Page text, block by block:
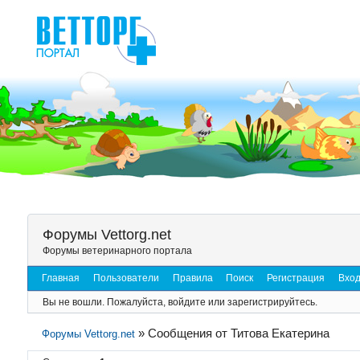
Форумы Vettorg.net
Форумы ветеринарного портала
Главная Пользователи Правила Поиск Регистрация Вход
Вы не вошли. Пожалуйста, войдите или зарегистрируйтесь.
Форумы Vettorg.net »Сообщения от Титова Екатерина